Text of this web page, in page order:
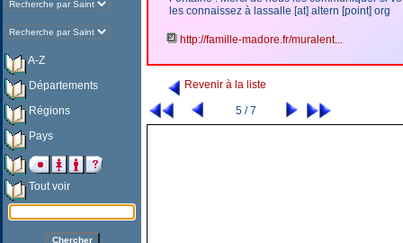
A-Z
Départements
Régions
Pays
Tout voir
les connaissez à lassalle [at] altern [point] org
http://famille-madore.fr/muralent...
Revenir à la liste
5 / 7